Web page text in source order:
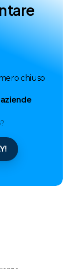
tare
chiuso